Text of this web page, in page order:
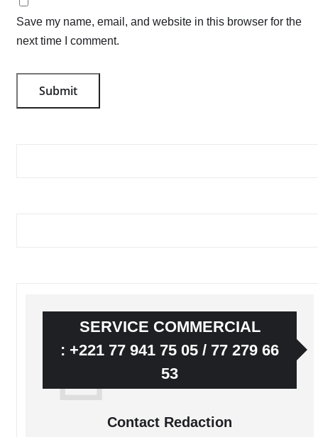
Save my name, email, and website in this browser for the
next time I comment.
SERVICE COMMERCIAL
: +221 77 941 75 05 / 77 279 66
53
Contact Redaction